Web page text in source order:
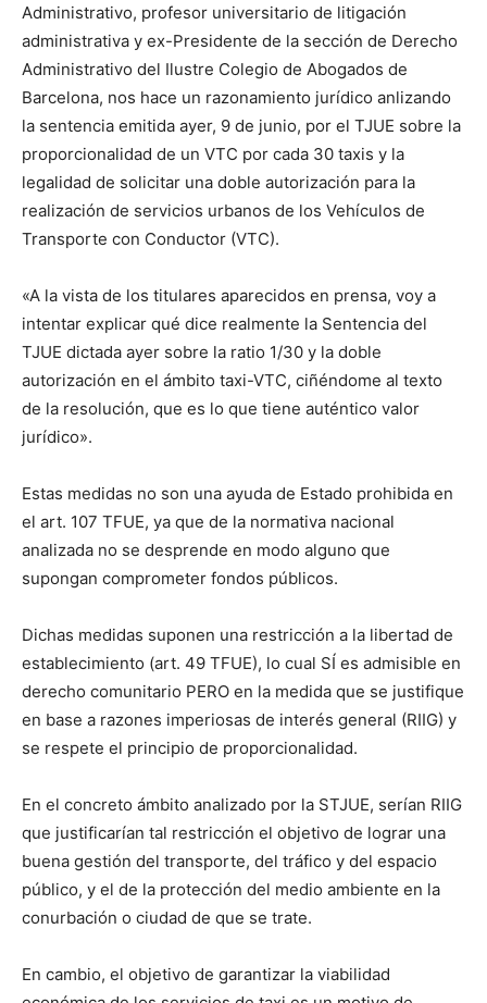
Administrativo, profesor universitario de litigación
administrativa y ex-Presidente de la sección de Derecho
Administrativo del Ilustre Colegio de Abogados de
Barcelona, nos hace un razonamiento jurídico anlizando
la sentencia emitida ayer, 9 de junio, por el TJUE sobre la
proporcionalidad de un VTC por cada 30 taxis y la
legalidad de solicitar una doble autorización para la
realización de servicios urbanos de los Vehículos de
Transporte con Conductor (VTC).
«A la vista de los titulares aparecidos en prensa, voy a
intentar explicar qué dice realmente la Sentencia del
TJUE dictada ayer sobre la ratio 1/30 y la doble
autorización en el ámbito taxi-VTC, ciñéndome al texto
de la resolución, que es lo que tiene auténtico valor
jurídico».
Estas medidas no son una ayuda de Estado prohibida en
el art. 107 TFUE, ya que de la normativa nacional
analizada no se desprende en modo alguno que
supongan comprometer fondos públicos.
Dichas medidas suponen una restricción a la libertad de
establecimiento (art. 49 TFUE), lo cual SÍ es admisible en
derecho comunitario PERO en la medida que se justifique
en base a razones imperiosas de interés general (RIIG) y
se respete el principio de proporcionalidad.
En el concreto ámbito analizado por la STJUE, serían RIIG
que justificarían tal restricción el objetivo de lograr una
buena gestión del transporte, del tráfico y del espacio
público, y el de la protección del medio ambiente en la
conurbación o ciudad de que se trate.
En cambio, el objetivo de garantizar la viabilidad